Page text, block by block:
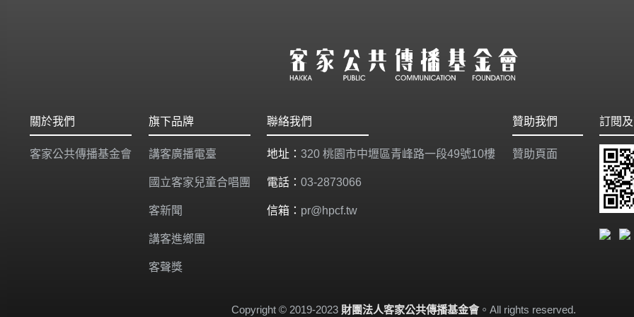
關於我們
客家公共傳播基金會
旗下品牌
講客廣播電臺
國立客家兒童合唱團
客新聞
講客進鄉團
客聲獎
聯絡我們
地址： 320 桃園市中壢區青峰路一段49號10樓
電話： 03-2873066
信箱： pr@hpcf.tw
贊助我們
贊助頁面
訂閱
Copyright © 2019-2023 財團法人客家公共傳播基金會。All rights reserved.